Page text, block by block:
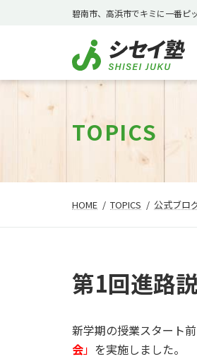
ツ
シ
碧南市、高浜市でキミに一番ピ
TOPICS
HOME TOPICS 公式ブロ
第1回進路
新学期の授業スタート
会」 を実施しました。